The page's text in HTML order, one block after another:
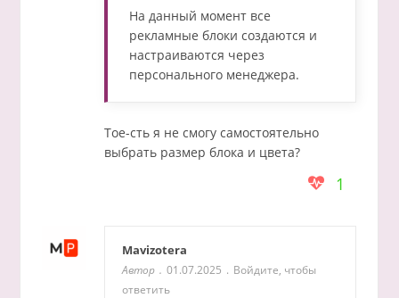
На данный момент все
рекламные блоки создаются и
настраиваются через
персонального менеджера.
Тое-сть я не смогу самостоятельно
выбрать размер блока и цвета?
1
Mavizotera
Автор 01.07.2025
Войдите, чтобы
ответить